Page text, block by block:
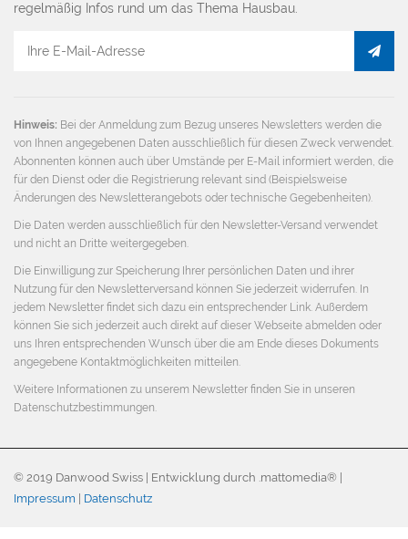
regelmäßig Infos rund um das Thema Hausbau.
Hinweis: Bei der Anmeldung zum Bezug unseres Newsletters werden die
von Ihnen angegebenen Daten ausschließlich für diesen Zweck verwendet.
Abonnenten können auch über Umstände per E-Mail informiert werden, die
für den Dienst oder die Registrierung relevant sind (Beispielsweise
Änderungen des Newsletterangebots oder technische Gegebenheiten).
Die Daten werden ausschließlich für den Newsletter-Versand verwendet
und nicht an Dritte weitergegeben.
Die Einwilligung zur Speicherung Ihrer persönlichen Daten und ihrer
Nutzung für den Newsletterversand können Sie jederzeit widerrufen. In
jedem Newsletter findet sich dazu ein entsprechender Link. Außerdem
können Sie sich jederzeit auch direkt auf dieser Webseite abmelden oder
uns Ihren entsprechenden Wunsch über die am Ende dieses Dokuments
angegebene Kontaktmöglichkeiten mitteilen.
Weitere Informationen zu unserem Newsletter finden Sie in unseren
Datenschutzbestimmungen.
© 2019 Danwood Swiss | Entwicklung durch .mattomedia® |
Impressum
Datenschutz